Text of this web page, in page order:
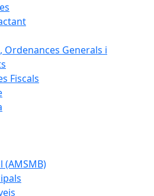
Ordenances Generals i
Fiscals
(AMSMB)